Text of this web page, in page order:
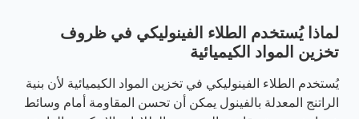
لماذا يُستخدم الطلاء الفينوليكي في ظروف
تخزين المواد الكيميائية
يُستخدم الطلاء الفينوليكي في تخزين المواد الكيميائية لأن بنية
الراتنج المعدلة بالفينول يمكن أن تحسن المقاومة أمام وسائط